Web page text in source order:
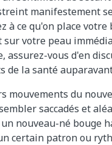
manifestement
à ce qu'on place votre
sur votre peau
assurez-vous d'en
de la santé
mouvements du
saccadés et
nouveau-né bouge
certain patron ou